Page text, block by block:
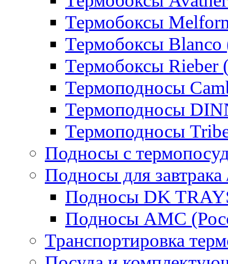
Термобоксы
Термобоксы Blanco
Термобоксы Rieber
Термоподносы
Термоподносы
Термоподносы
Подносы с
Подносы для завтрака
Подносы DK
Подносы AMC
Транспортировка